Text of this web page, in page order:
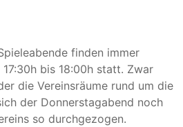
finden immer
bis 18:00h statt. Zwar
die Vereinsräume rund um die
der Donnerstagabend noch
so durchgezogen.